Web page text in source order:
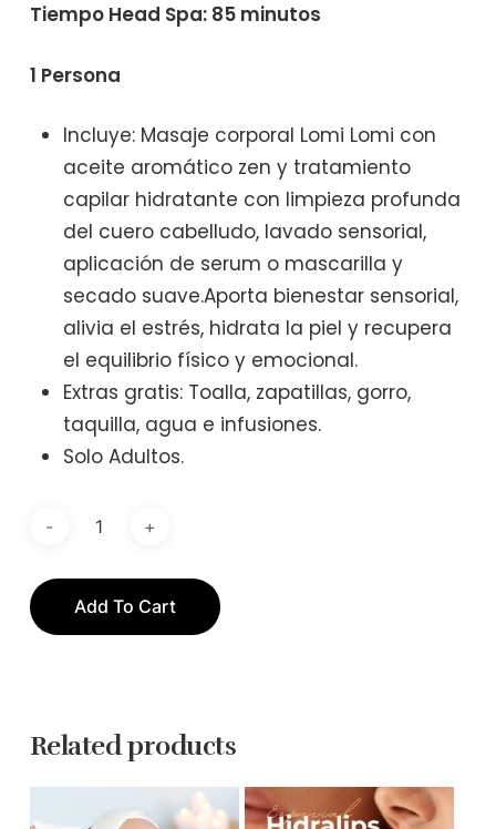
Tiempo Head Spa: 85 minutos
1 Persona
Incluye: Masaje corporal Lomi Lomi con
aceite aromático zen y tratamiento
capilar hidratante con limpieza profunda
del cuero cabelludo, lavado sensorial,
aplicación de serum o mascarilla y
secado suave.Aporta bienestar sensorial,
alivia el estrés, hidrata la piel y recupera
el equilibrio físico y emocional.
Extras gratis: Toalla, zapatillas, gorro,
taquilla, agua e infusiones.
Solo Adultos.
Add To Cart
Related products